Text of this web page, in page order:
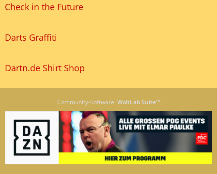
Check in the Future
Darts Graffiti
Dartn.de Shirt Shop
Community-Software: WoltLab Suite™